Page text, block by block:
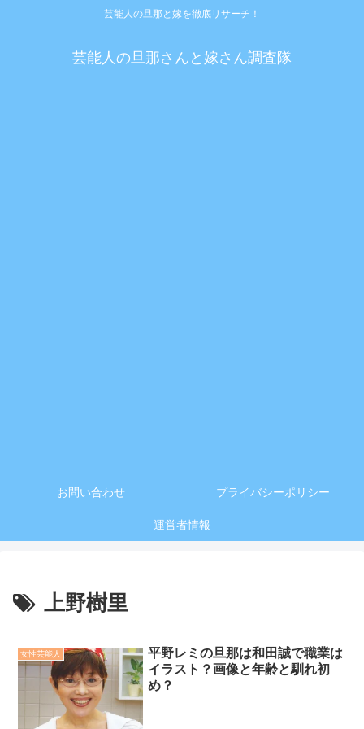
芸能人の旦那と嫁を徹底リサーチ！
芸能人の旦那さんと嫁さん調査隊
お問い合わせ プライバシーポリシー
運営者情報
上野樹里
女性芸能人
平野レミの旦那は和田誠で職業は
イラスト？画像と年齢と馴れ初
め？